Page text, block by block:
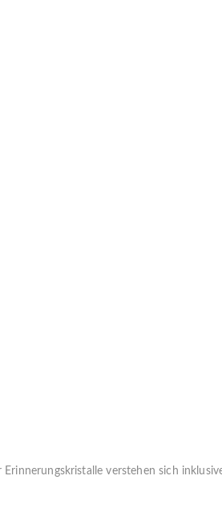
Erinnerungskristalle verstehen sich